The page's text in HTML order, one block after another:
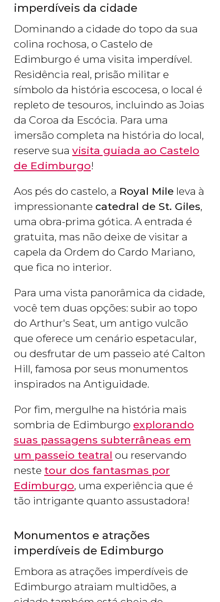
imperdíveis da cidade
Dominando a cidade do topo da sua
colina rochosa, o Castelo de
Edimburgo é uma visita imperdível.
Residência real, prisão militar e
símbolo da história escocesa, o local é
repleto de tesouros, incluindo as Joias
da Coroa da Escócia. Para uma
imersão completa na história do local,
reserve sua visita guiada ao Castelo
de Edimburgo!
Aos pés do castelo, a Royal Mile leva à
impressionante catedral de St. Giles,
uma obra-prima gótica. A entrada é
gratuita, mas não deixe de visitar a
capela da Ordem do Cardo Mariano,
que fica no interior.
Para uma vista panorâmica da cidade,
você tem duas opções: subir ao topo
do Arthur's Seat, um antigo vulcão
que oferece um cenário espetacular,
ou desfrutar de um passeio até Calton
Hill, famosa por seus monumentos
inspirados na Antiguidade.
Por fim, mergulhe na história mais
sombria de Edimburgo explorando
suas passagens subterrâneas em
um passeio teatral ou reservando
neste tour dos fantasmas por
Edimburgo, uma experiência que é
tão intrigante quanto assustadora!
Monumentos e atrações
imperdíveis de Edimburgo
Embora as atrações imperdíveis de
Edimburgo atraiam multidões, a